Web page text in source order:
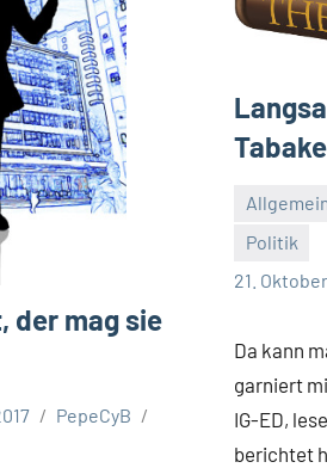
der mag sie
PepeCyB
Politik
21.
Da kann
garniert
IG-ED,
berichtet